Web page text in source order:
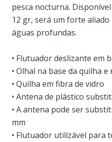
pesca nocturna.
12 gr, será um forte
águas profundas.
• Flutuador deslizante em
• Olhal na base da quilha
• Quilha em fibra de vidro
• Antena de plástico
• A antena pode ser
mm
• Flutuador utilizável para